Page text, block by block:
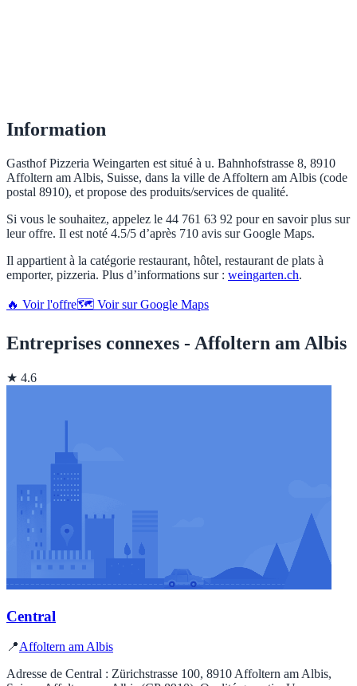
Information
Gasthof Pizzeria Weingarten est situé à u. Bahnhofstrasse 8, 8910
Affoltern am Albis, Suisse, dans la ville de Affoltern am Albis (code
postal 8910), et propose des produits/services de qualité.
Si vous le souhaitez, appelez le 44 761 63 92 pour en savoir plus sur
leur offre. Il est noté 4.5/5 d’après 710 avis sur Google Maps.
Il appartient à la catégorie restaurant, hôtel, restaurant de plats à
emporter, pizzeria. Plus d’informations sur : weingarten.ch.
🔥 Voir l'offre🗺️ Voir sur Google Maps
Entreprises connexes - Affoltern am Albis
★ 4.6
Central
📍Affoltern am Albis
Adresse de Central : Zürichstrasse 100, 8910 Affoltern am Albis,